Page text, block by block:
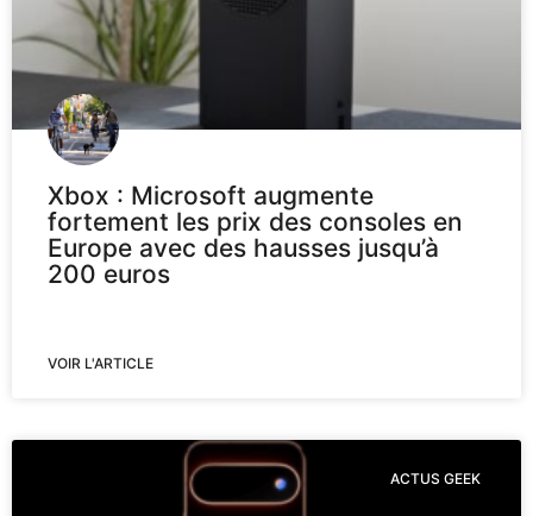
Xbox : Microsoft augmente
fortement les prix des consoles en
Europe avec des hausses jusqu’à
200 euros
VOIR L'ARTICLE
ACTUS GEEK